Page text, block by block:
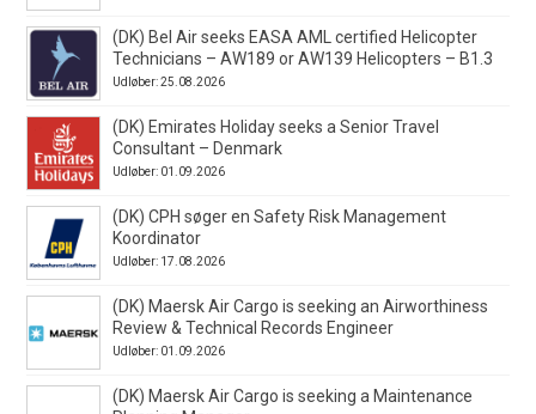
(DK) Bel Air seeks EASA AML certified Helicopter
Technicians – AW189 or AW139 Helicopters – B1.3
Udløber: 25.08.2026
(DK) Emirates Holiday seeks a Senior Travel
Consultant – Denmark
Udløber: 01.09.2026
(DK) CPH søger en Safety Risk Management
Koordinator
Udløber: 17.08.2026
(DK) Maersk Air Cargo is seeking an Airworthiness
Review & Technical Records Engineer
Udløber: 01.09.2026
(DK) Maersk Air Cargo is seeking a Maintenance